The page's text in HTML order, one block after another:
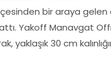
bir araya gelen
Yakoff Manavgat
yaklaşık 30 cm